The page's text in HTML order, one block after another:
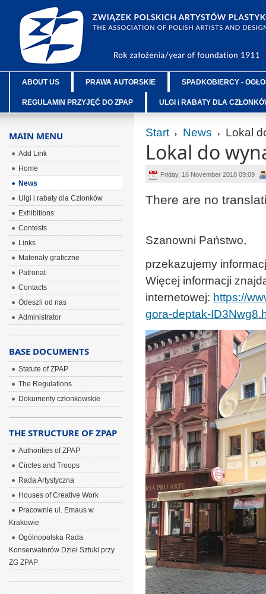
ABOUT US PRAWA AUTORSKIE SPADKOBIERCY -
REGULAMIN PRZYJĘĆ DO ZPAP ULGI i RABATY DLA
Start News Lokal
Lokal do
Friday, 16 November 2018 09:09
There are no
Szanowni Państwo,
przekazujemy
Więcej informacji
internetowej: https://
gora-deptak-
MAIN MENU
Add Link
Home
News
Ulgi i rabaty dla Członków
Exhibitions
Contests
Links
Materiały graficzne
Patronat
Contacts
Odeszli od nas
Administrator
BASE DOCUMENTS
Statute of ZPAP
The Regulations
Dokumenty członkowskie
THE STRUCTURE OF ZPAP
Authorities of ZPAP
Circles and Troops
Rada Artystyczna
Houses of Creative Work
Pracownie ul. Emaus w
Krakowie
Ogólnopolska Rada
Konserwatorów Dzieł Sztuki przy
ZG ZPAP